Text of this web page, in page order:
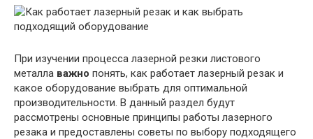
При изучении процесса лазерной резки листового
металла важно понять, как работает лазерный резак и
какое оборудование выбрать для оптимальной
производительности. В данный раздел будут
рассмотрены основные принципы работы лазерного
резака и предоставлены советы по выбору подходящего